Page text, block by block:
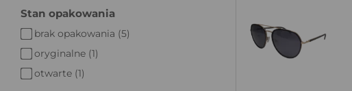
Stan opakowania
brak opakowania (5)
oryginalne (1)
otwarte (1)